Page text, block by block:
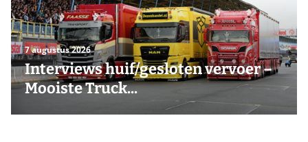
7 augustus 2026
Interviews huif/gesloten vervoer –
Mooiste Truck...